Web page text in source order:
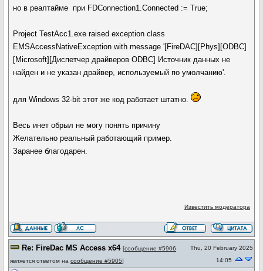
но в реалтайме при FDConnection1.Connected := True;
Project TestAcc1.exe raised exception class
EMSAccessNativeException with message '[FireDAC][Phys][ODBC]
[Microsoft][Диспетчер драйверов ODBC] Источник данных не
найден и не указан драйвер, используемый по умолчанию'.
для Windows 32-bit этот же код работает штатно.
Весь инет обрыл не могу понять причину
Желательно реальный работающий пример.
Заранее благодарен.
Известить модератора
Re: FireDac MS Access x64 [сообщение #5906
является ответом на сообщение #5905]
Thu, 20 February 2025
14:05